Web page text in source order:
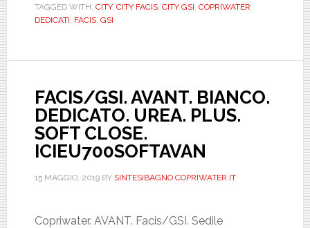
DEDICATO.
TAGGED WITH: CITY, CITY FACIS, CITY GSI, COPRIWATER
DEDICATI, FACIS, GSI
FACIS/GSI. AVANT. BIANCO.
DEDICATO. UREA. PLUS.
SOFT CLOSE.
ICIEU700SOFTAVAN
15 MAGGIO, 2019BY SINTESIBAGNO COPRIWATER.IT
Copriwater. AVANT. Facis/GSI. Sedile